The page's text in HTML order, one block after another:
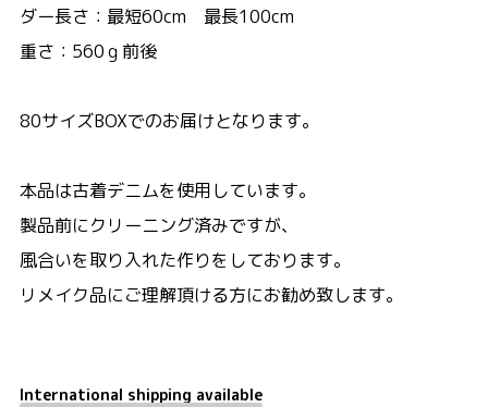
ダー長さ：最短60cm 最長100cm
重さ：560ｇ前後
80サイズBOXでのお届けとなります。
本品は古着デニムを使用しています。
製品前にクリーニング済みですが、
風合いを取り入れた作りをしております。
リメイク品にご理解頂ける方にお勧め致します。
International shipping available